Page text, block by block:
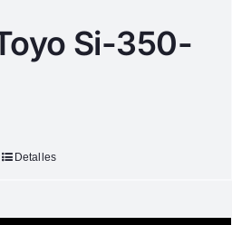
Si-350-
Detalles